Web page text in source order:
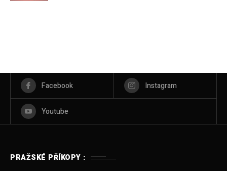
Facebook Instagram
Youtube
PRAŽSKÉ PŘÍKOPY :